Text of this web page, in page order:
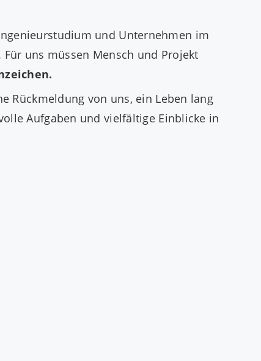
und Unternehmen im
uns müssen Mensch und Projekt
Rückmeldung von uns, ein Leben lang
Aufgaben und vielfältige Einblicke in